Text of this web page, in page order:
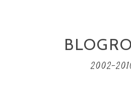
2002-